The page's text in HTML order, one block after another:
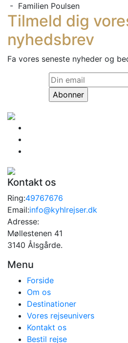
- Familien Poulsen
Tilmeld dig
nyhedsbrev
Fa vores seneste nyheder og
Kontakt os
Ring:49767676
Email:info@kyhlrejser.dk
Adresse:
Møllestenen 41
3140 Ålsgårde.
Menu
Forside
Om os
Destinationer
Vores rejseunivers
Kontakt os
Bestil rejse